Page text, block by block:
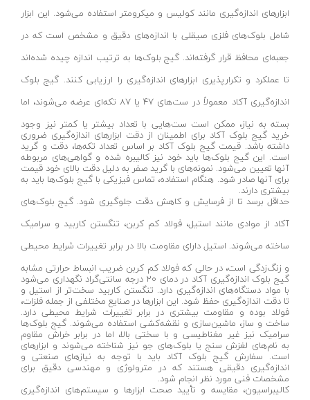
شمارشگر دیجیتال
عمق سنج
گونیا مرکب
گیج رزوه برونرو
نیروسنج
بور گیج ( گیج سیلندر )
پرگار صنعتی
ترازو دیجیتال
دماسنج لیزری دیجیتال
سختی سنج و پایه
شیب سنج و زاویه سنج
عینک ذره بینی
گونیا مویی و صنعتی
وی بلوک ( v block )
پایه ساعت اندیکاتور
تاکومتر ( دورسنج )
تست کشش تسمه
خراسان افشار نژاد-khorasan afshar nejad
سپهر - sepehr
میلاد- MILAD
واکو - vako
سیمکا نور - SIMKA NOOR
ولینگ-WULING
یونی ویو-uniview
تایگ-Tayg
مهر-MEHR
ویوارکس-VIVAREX
پاور-POWER
نیوتن-Nioton
دلتا-Delta
نیدر - NIDER
افشان طلوع
پرسام نور-parsam noor
آلتونا- ALTUNA
ابزارهای اندازه‌گیری مانند کولیس و میکرومتر استفاده می‌شود. این ابزار
شامل بلوک‌های فلزی صیقلی با اندازه‌های دقیق و مشخص است که در
جعبه‌ای محافظ قرار گرفته‌اند. گیج بلوک‌ها به ترتیب اندازه چیده شده‌اند
تا عملکرد و تکرارپذیری ابزارهای اندازه‌گیری را ارزیابی کنند. گیج بلوک
اندازه‌گیری آکاد معمولاً در ست‌های ۴۷ یا ۸۷ تکه‌ای عرضه می‌شوند، اما
بسته به نیاز، ممکن است ست‌هایی با تعداد بیشتر یا کمتر نیز وجود
داشته باشد. قیمت گیج بلوک آکاد بر اساس تعداد تکه‌ها، دقت و گرید
آنها تعیین می‌شود. نمونه‌های با گرید صفر به دلیل دقت بالای خود قیمت
بیشتری دارند.
خرید گیج بلوک آکاد برای اطمینان از دقت ابزارهای اندازه‌گیری ضروری
است. این گیج بلوک‌ها باید خود نیز کالیبره شده و گواهی‌های مربوطه
برای آنها صادر شود. هنگام استفاده، تماس فیزیکی با گیج بلوک‌ها باید به
حداقل برسد تا از فرسایش و کاهش دقت جلوگیری شود. گیج بلوک‌های
آکاد از موادی مانند استیل، فولاد کم کربن، تنگستن کاربید و سرامیک
ساخته می‌شوند. استیل دارای مقاومت بالا در برابر تغییرات شرایط محیطی
و زنگ‌زدگی است، در حالی که فولاد کم کربن ضریب انبساط حرارتی مشابه
با مواد دستگاه‌های اندازه‌گیری دارد. تنگستن کاربید سخت‌تر از استیل و
فولاد بوده و مقاومت بیشتری در برابر تغییرات شرایط محیطی دارد.
سرامیک نیز غیر مغناطیسی و با سختی بالا، اما در برابر خراش مقاوم
است. سفارش گیج بلوک آکاد باید با توجه به نیازهای صنعتی و
مشخصات فنی مورد نظر انجام شود.
گیج بلوک اندازه‌گیری آکاد در دمای ۲۰ درجه سانتی‌گراد نگهداری می‌شود
تا دقت اندازه‌گیری حفظ شود. این ابزارها در صنایع مختلفی از جمله فلزات،
ساخت و ساز، ماشین‌سازی و نقشه‌کشی استفاده می‌شوند. گیج بلوک‌ها
به نام‌های لغزش سنج یا بلوک‌های جو نیز شناخته می‌شوند و ابزارهای
اندازه‌گیری دقیقی هستند که در مترولوژی و مهندسی دقیق برای
کالیبراسیون، مقایسه و تأیید صحت ابزارها و سیستم‌های اندازه‌گیری